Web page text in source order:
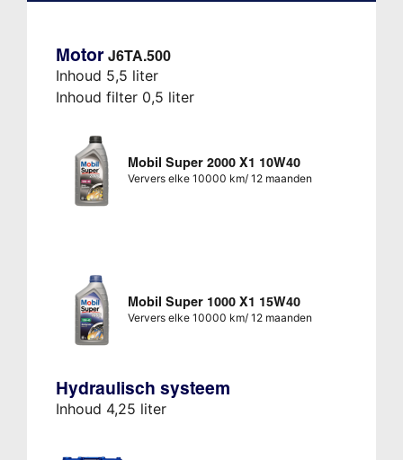
Motor J6TA.500
Inhoud 5,5 liter
Inhoud filter 0,5 liter
Mobil Super 2000 X1 10W40
Ververs elke 10000 km/ 12 maanden
Mobil Super 1000 X1 15W40
Ververs elke 10000 km/ 12 maanden
Hydraulisch systeem
Inhoud 4,25 liter